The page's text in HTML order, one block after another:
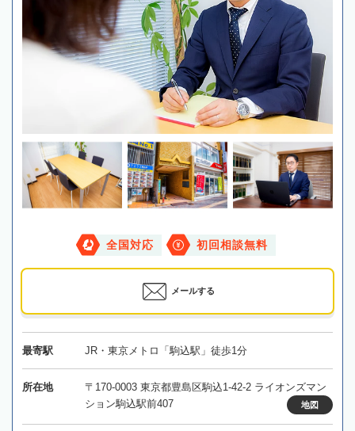
全国対応 初回相談無料
メールする
最寄駅 JR・東京メトロ「駒込駅」徒歩1分
所在地
〒170-0003 東京都豊島区駒込1-42-2 ライオンズマン
ション駒込駅前407
地図